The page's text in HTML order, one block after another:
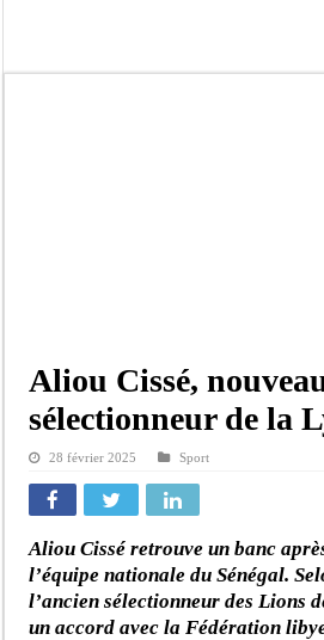
Aliou Cissé,
sélectionneur de la
28 février 2025 Sport
Aliou Cissé retrouve un banc
l’équipe nationale du Sénégal.
l’ancien sélectionneur des Lions
un accord avec la Fédération